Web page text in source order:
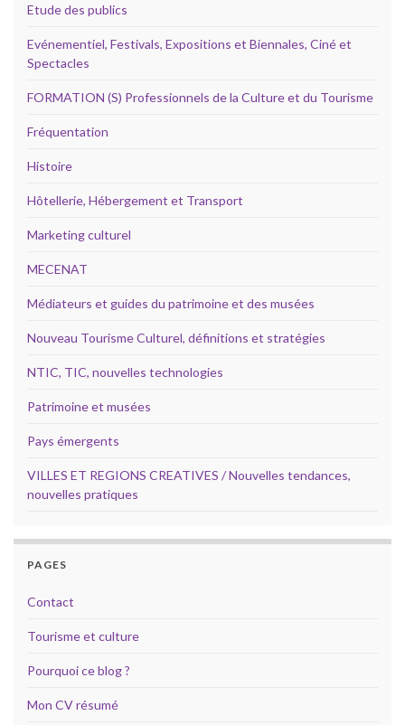
Etude des publics
Evénementiel, Festivals, Expositions et Biennales, Ciné et
Spectacles
FORMATION (S) Professionnels de la Culture et du Tourisme
Fréquentation
Histoire
Hôtellerie, Hébergement et Transport
Marketing culturel
MECENAT
Médiateurs et guides du patrimoine et des musées
Nouveau Tourisme Culturel, définitions et stratégies
NTIC, TIC, nouvelles technologies
Patrimoine et musées
Pays émergents
VILLES ET REGIONS CREATIVES / Nouvelles tendances,
nouvelles pratiques
PAGES
Contact
Tourisme et culture
Pourquoi ce blog ?
Mon CV résumé